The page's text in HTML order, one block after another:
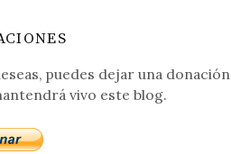
para tanto
puedes dejar una donación
vivo este blog.